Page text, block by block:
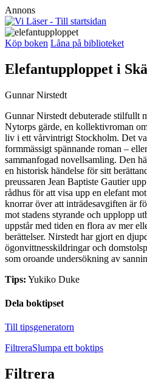
Annons
Köp boken Låna på biblioteket
Elefantupploppet i
Gunnar Nirstedt
Gunnar Nirstedt debuterade stilfullt
Nytorps gärde, en kollektivroman
liv i ett vårvintrigt Stockholm. Det
formmässigt spännande roman –
sammanfogad novellsamling. Den
en historisk händelse för sitt
preussaren Jean Baptiste Gautier
rådhus för att visa upp en elefant
knorrar över att inträdesavgiften är
mot stadens styrande och upplopp
uppstår med tiden en flora av mer
berättelser. Nirstedt har gjort en
ögonvittnesskildringar och
som oroande undersökning av
Tips: Yukiko Duke
Dela boktipset
Till tipsgeneratorn
FiltreraSlumpa ett boktips
Filtrera